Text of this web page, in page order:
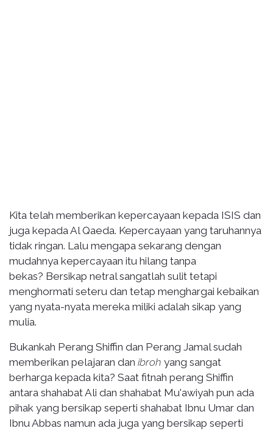
Kita telah memberikan kepercayaan kepada ISIS dan
juga kepada Al Qaeda. Kepercayaan yang taruhannya
tidak ringan. Lalu mengapa sekarang dengan
mudahnya kepercayaan itu hilang tanpa
bekas? Bersikap netral sangatlah sulit tetapi
menghormati seteru dan tetap menghargai kebaikan
yang nyata-nyata mereka miliki adalah sikap yang
mulia.
Bukankah Perang Shiffin dan Perang Jamal sudah
memberikan pelajaran dan ibroh yang sangat
berharga kepada kita? Saat fitnah perang Shiffin
antara shahabat Ali dan shahabat Mu'awiyah pun ada
pihak yang bersikap seperti shahabat Ibnu Umar dan
Ibnu Abbas namun ada juga yang bersikap seperti